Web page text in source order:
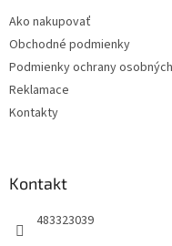
Ako nakupovať
Obchodné podmienky
Podmienky ochrany
Reklamace
Kontakty
Kontakt
483323039